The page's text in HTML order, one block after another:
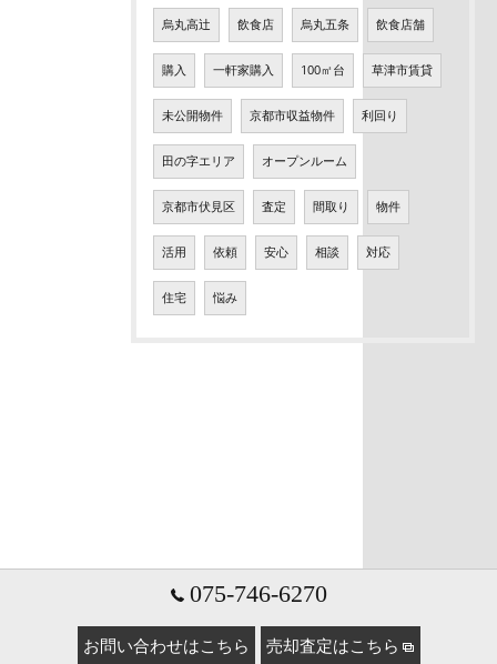
烏丸高辻 飲食店 烏丸五条 飲食店舗
購入 一軒家購入 100㎡台 草津市賃貸
未公開物件 京都市収益物件 利回り
田の字エリア オープンルーム
京都市伏見区 査定 間取り 物件
活用 依頼 安心 相談 対応
住宅 悩み
075-746-6270
お問い合わせはこちら 売却査定はこちら